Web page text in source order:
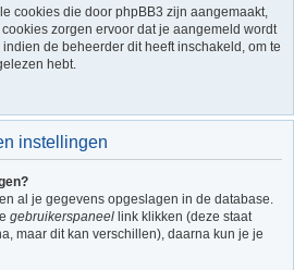
cookies die door phpBB3 zijn aangemaakt,
zorgen ervoor dat je aangemeld wordt
de beheerder dit heeft inschakeld, om te
hebt.
instellingen
al je gegevens opgeslagen in de database.
gebruikerspaneel link klikken (deze staat
maar dit kan verschillen), daarna kun je je